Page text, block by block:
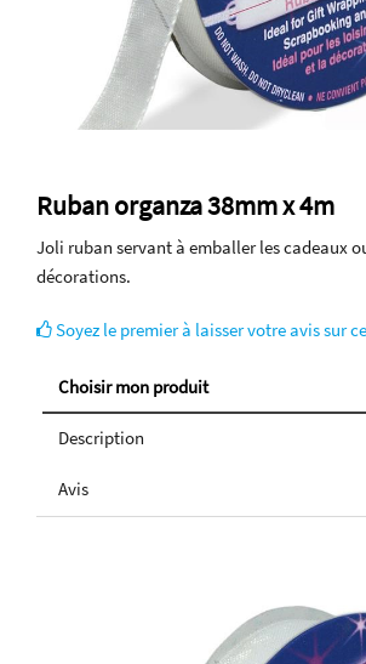
Ruban organza 38mm x 4m
Joli ruban servant à emballer les cadeaux
décorations.
Soyez le premier à laisser votre avis sur
Choisir mon produit
Description
Avis